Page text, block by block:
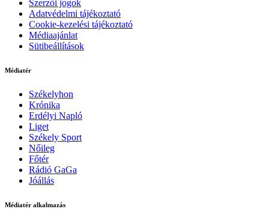
Szerzői jogok
Adatvédelmi tájékoztató
Cookie-kezelési tájékoztató
Médiaajánlat
Sütibeállítások
Médiatér
Székelyhon
Krónika
Erdélyi Napló
Liget
Székely Sport
Nőileg
Főtér
Rádió GaGa
Jóállás
Médiatér alkalmazás